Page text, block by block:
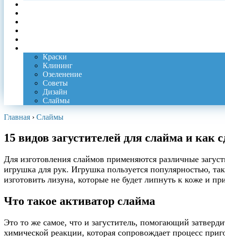
Краски
Клининг
Озеленение
Советы
Дизайн
Слаймы
Главная › Слаймы
15 видов загустителей для слайма и как
Для изготовления слаймов применяются различные
игрушка для рук. Игрушка пользуется популярностью,
изготовить лизуна, которые не будет липнуть к коже и
Что такое активатор слайма
Это то же самое, что и загуститель, помогающий
химической реакции, которая сопровождает процесс